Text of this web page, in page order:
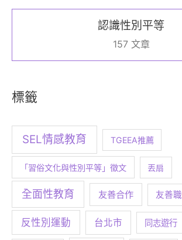
認識性別平等
157 文章
標籤
SEL情感教育 TGEEA推薦
「習俗文化與性別平等」徵文 丟扇
全面性教育 友善合作 友善
反性別運動 台北市 同志遊行